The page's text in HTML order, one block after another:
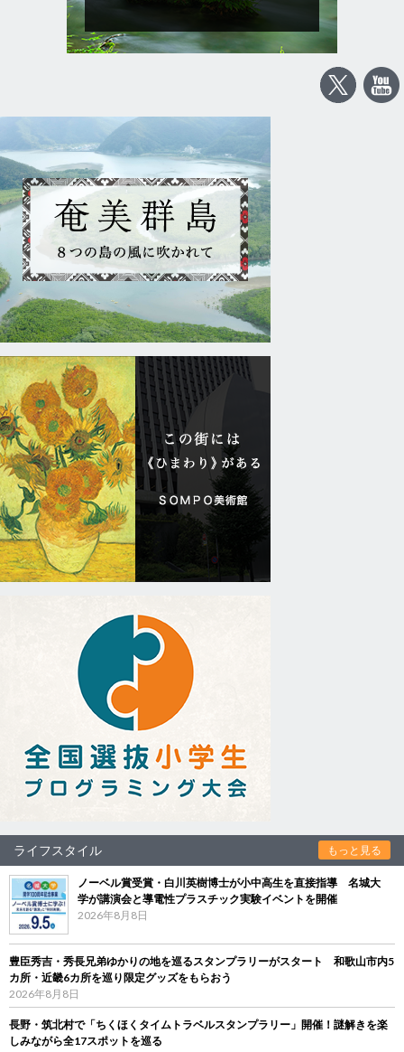
ライフスタイル もっと見る
ノーベル賞受賞・白川英樹博士が小中高生を直接指導 名城大
学が講演会と導電性プラスチック実験イベントを開催
2026年8月8日
豊臣秀吉・秀長兄弟ゆかりの地を巡るスタンプラリーがスタート 和歌山市内5
カ所・近畿6カ所を巡り限定グッズをもらおう
2026年8月8日
長野・筑北村で「ちくほくタイムトラベルスタンプラリー」開催！謎解きを楽
しみながら全17スポットを巡る